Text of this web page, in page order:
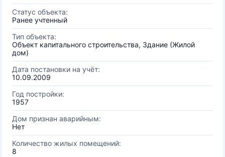
Статус объекта:
Ранее учтенный
Тип объекта:
Объект капитального строительства, Здание (Жилой
дом)
Дата постановки на учёт:
10.09.2009
Год постройки:
1957
Дом признан аварийным:
Нет
Количество жилых помещений:
8